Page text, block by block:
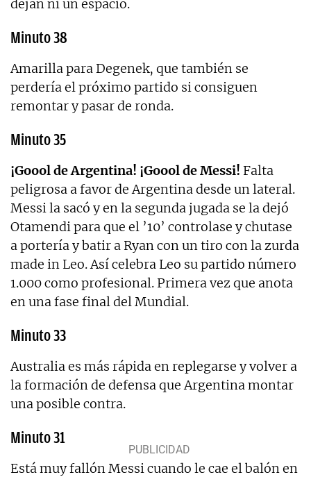
dejan ni un espacio.
Minuto 38
Amarilla para Degenek, que también se
perdería el próximo partido si consiguen
remontar y pasar de ronda.
Minuto 35
¡Goool de Argentina! ¡Goool de Messi! Falta
peligrosa a favor de Argentina desde un lateral.
Messi la sacó y en la segunda jugada se la dejó
Otamendi para que el ’10’ controlase y chutase
a portería y batir a Ryan con un tiro con la zurda
made in Leo. Así celebra Leo su partido número
1.000 como profesional. Primera vez que anota
en una fase final del Mundial.
Minuto 33
Australia es más rápida en replegarse y volver a
la formación de defensa que Argentina montar
una posible contra.
Minuto 31
Está muy fallón Messi cuando le cae el balón en